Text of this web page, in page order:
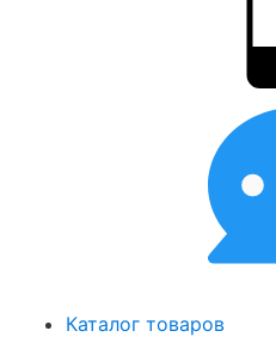
Каталог товаров